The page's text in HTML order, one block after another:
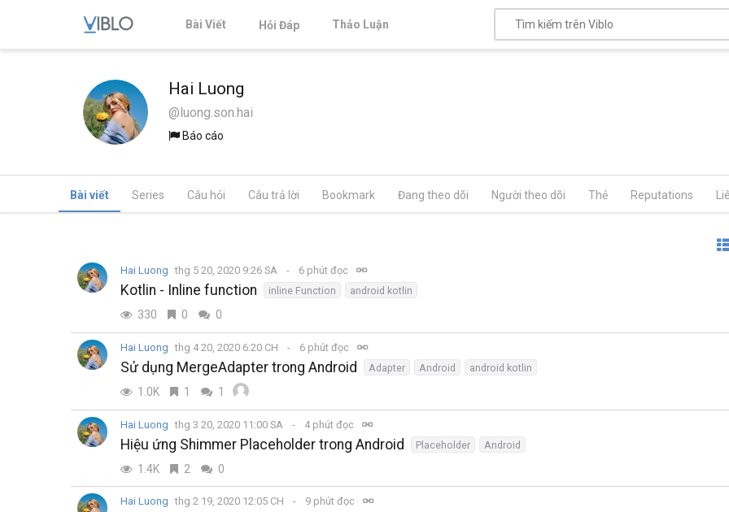
Bài Viết Hỏi Đáp Thảo Luận
Hai Luong
@luong.son.hai
Báo cáo
Bài viết Series Câu hỏi Câu trả lời Bookmark Đang theo dõi Người theo dõi Thẻ Reputations
Hai Luong thg 5 20, 2020 9:26 SA 6 phút đọc
Kotlin - Inline function inline Function android kotlin
330 0 0
Hai Luong thg 4 20, 2020 6:20 CH 6 phút đọc
Sử dụng MergeAdapter trong Android Adapter Android android kotlin
1.0K 1 1
Hai Luong thg 3 20, 2020 11:00 SA 4 phút đọc
Hiệu ứng Shimmer Placeholder trong Android Placeholder Android
1.4K 2 0
Hai Luong thg 2 19, 2020 12:05 CH 9 phút đọc